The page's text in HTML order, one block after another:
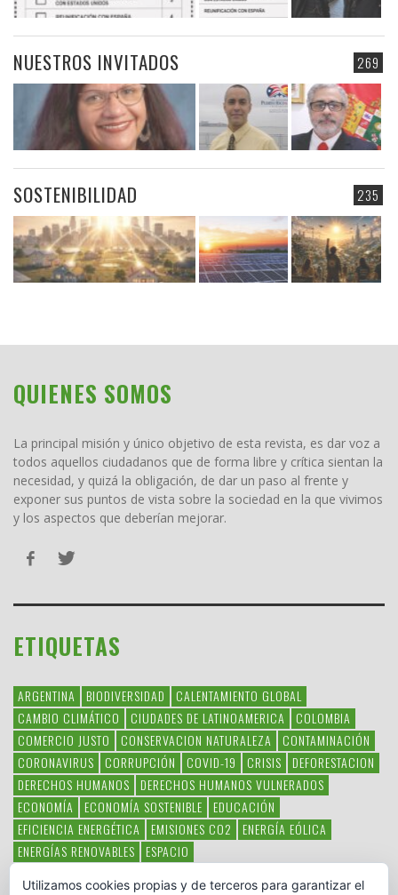
269
NUESTROS INVITADOS
235
SOSTENIBILIDAD
QUIENES SOMOS
La principal misión y único objetivo de esta revista, es dar voz a
todos aquellos ciudadanos que de forma libre y crítica sientan la
necesidad, y quizá la obligación, de dar un paso al frente y
exponer sus puntos de vista sobre la sociedad en la que vivimos
y los aspectos que deberían mejorar.
ETIQUETAS
ARGENTINA BIODIVERSIDAD
CALENTAMIENTO GLOBAL
CAMBIO CLIMÁTICO
CIUDADES DE LATINOAMERICA
COLOMBIA
COMERCIO JUSTO
CONSERVACION NATURALEZA
CONTAMINACIÓN
CORONAVIRUS
CORRUPCIÓN COVID-19 CRISIS
DEFORESTACION
DERECHOS HUMANOS
DERECHOS HUMANOS VULNERADOS
ECONOMÍA
ECONOMÍA SOSTENIBLE
EDUCACIÓN
EFICIENCIA ENERGÉTICA
EMISIONES CO2
ENERGÍA EÓLICA
ENERGÍAS RENOVABLES
ESPACIO
Utilizamos cookies propias y de terceros para garantizar el